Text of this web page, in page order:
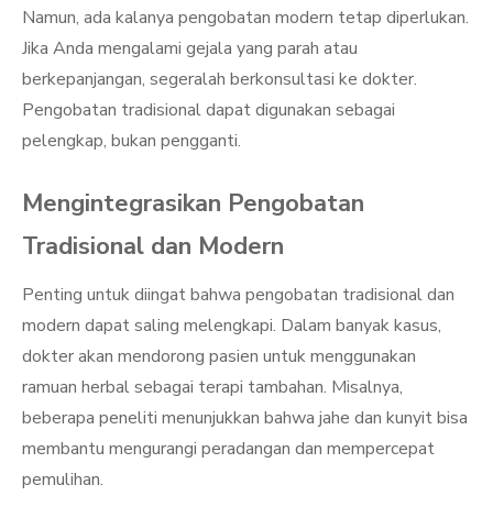
Namun, ada kalanya pengobatan modern tetap diperlukan.
Jika Anda mengalami gejala yang parah atau
berkepanjangan, segeralah berkonsultasi ke dokter.
Pengobatan tradisional dapat digunakan sebagai
pelengkap, bukan pengganti.
Mengintegrasikan Pengobatan
Tradisional dan Modern
Penting untuk diingat bahwa pengobatan tradisional dan
modern dapat saling melengkapi. Dalam banyak kasus,
dokter akan mendorong pasien untuk menggunakan
ramuan herbal sebagai terapi tambahan. Misalnya,
beberapa peneliti menunjukkan bahwa jahe dan kunyit bisa
membantu mengurangi peradangan dan mempercepat
pemulihan.